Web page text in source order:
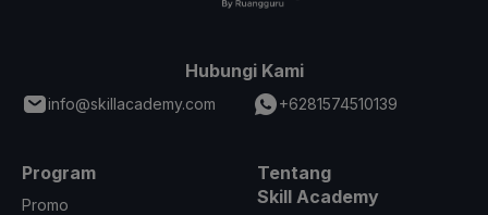
Hubungi Kami
info@skillacademy.com +6281574510139
Program
Promo
Tentang
Skill Academy